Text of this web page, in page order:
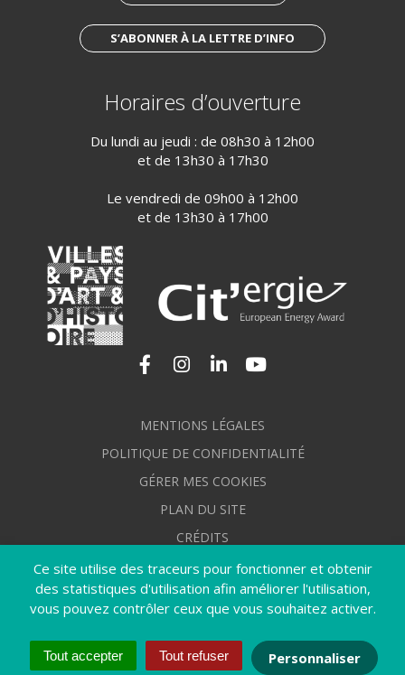
Ce site utilise des traceurs pour fonctionner et obtenir
des statistiques d'utilisation afin améliorer l'utilisation,
vous pouvez contrôler ceux que vous souhaitez activer.
Tout accepter Tout refuser Personnaliser
S’ABONNER À LA LETTRE D’INFO
Horaires d’ouverture
Du lundi au jeudi : de 08h30 à 12h00
et de 13h30 à 17h30
Le vendredi de 09h00 à 12h00
et de 13h30 à 17h00
Lien vers le compte Facebook
Lien vers le compte Instagram
Lien vers le compte
MENTIONS LÉGALES
POLITIQUE DE CONFIDENTIALITÉ
GÉRER MES COOKIES
PLAN DU SITE
CRÉDITS
ACCESSIBILITÉ : NON CONFORME